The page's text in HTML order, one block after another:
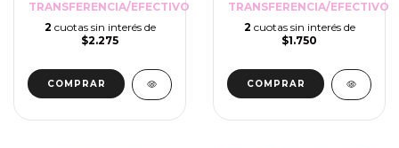
TRANSFERENCIA/EFECTIVO
2 cuotas sin interés de
$2.275
COMPRAR
TRANSFERENCIA/EFECTIVO
2 cuotas sin interés de
$1.750
COMPRAR